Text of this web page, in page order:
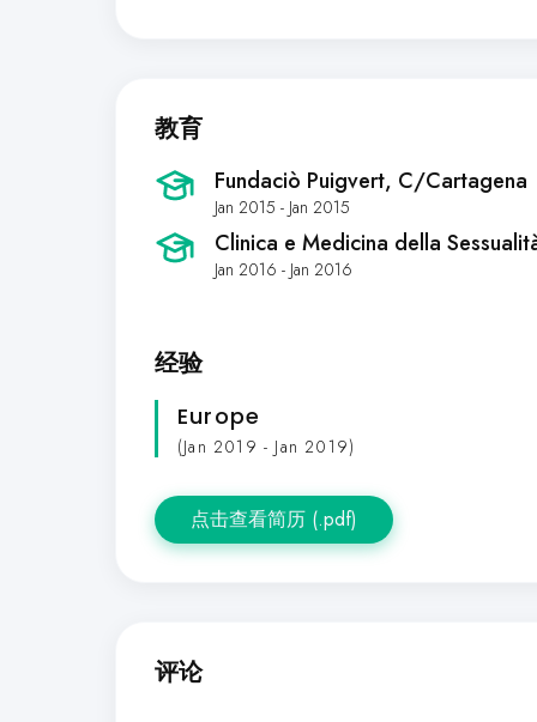
教育
Fundaciò Puigvert, C/Cartagena
Jan 2015 - Jan 2015
Clinica e Medicina della
Jan 2016 - Jan 2016
经验
Europe
(Jan 2019 - Jan 2019)
点击查看简历 (.pdf)
评论